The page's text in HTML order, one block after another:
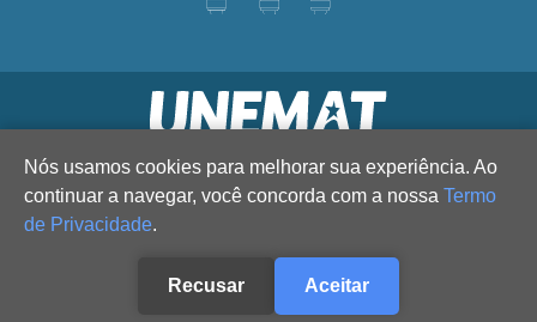
Nós usamos cookies para melhorar sua experiência. Ao
continuar a navegar, você concorda com a nossa Termo
de Privacidade.
Recusar Aceitar